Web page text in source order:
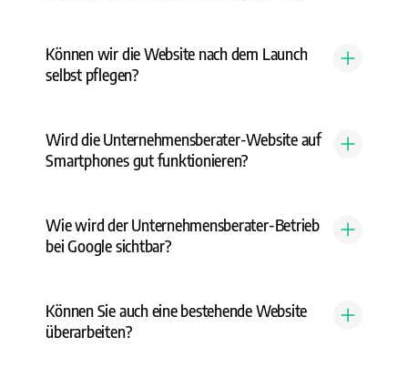
Können wir die Website nach dem Launch
selbst pflegen?
Wird die Unternehmensberater-Website auf
Smartphones gut funktionieren?
Wie wird der Unternehmensberater-Betrieb
bei Google sichtbar?
Können Sie auch eine bestehende Website
überarbeiten?